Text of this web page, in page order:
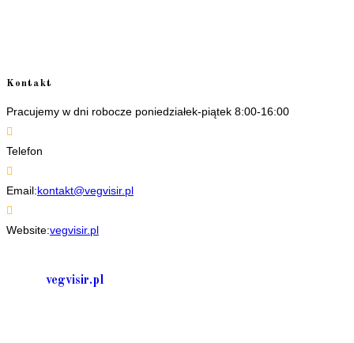
Kontakt
Pracujemy w dni robocze poniedziałek-piątek 8:00-16:00
Telefon
Email:kontakt@vegvisir.pl
Website:vegvisir.pl
vegvisir.pl